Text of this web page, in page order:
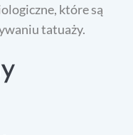
które są
tatuaży.